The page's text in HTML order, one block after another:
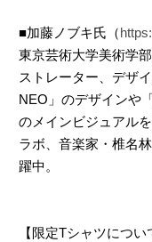
■加藤ノブキ氏（
東京芸術大学美術学
ストレーター、デザ
NEO」のデザインや
のメインビジュアル
ラボ、音楽家・椎名
躍中。
【限定Tシャツについ